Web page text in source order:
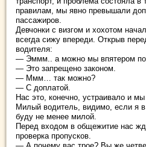
правилам, мы явно превышали
пассажиров.
Девчонки с визгом и хохотом
всегда сижу впереди. Открыв
водителя:
— Эммм.. а можно мы впятером
— Это запрещено законом.
— Ммм… так можно?
— С доплатой.
Нас это, конечно, устраивало и
Милый водитель, видимо, если я
буду не менее милой.
Перед входом в общежитие нас
проверка пропусков.